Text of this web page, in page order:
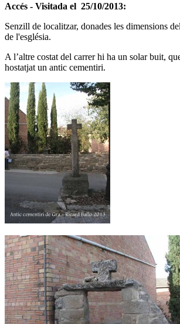
Accés - Visitada el 25/10/2013:
Senzill de localitzar, donades les dimensions
de l'església.
A l’altre costat del carrer hi ha un solar buit,
hostatjat un antic cementiri.